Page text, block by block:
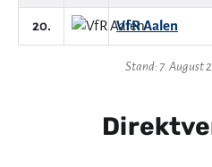
20. VfR Aalen
Stand: 7. August